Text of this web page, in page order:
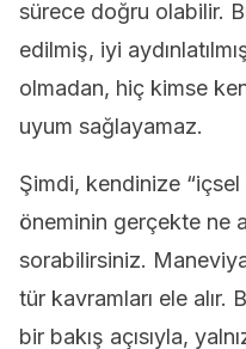
sürece doğru olabilir.
edilmiş, iyi
olmadan, hiç kimse
uyum sağlayamaz.
Şimdi, kendinize “içsel
öneminin gerçekte ne
sorabilirsiniz.
tür kavramları ele
bir bakış açısıyla,